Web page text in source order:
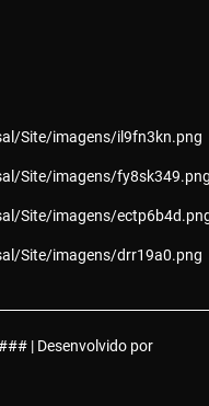
| Desenvolvido por